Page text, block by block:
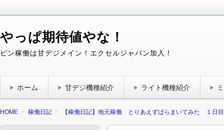
やっぱ期待値やな！
ピン稼働は甘デジメイン！エクセルジャパン加入！
ホーム 甘デジ機種紹介 ライト機種紹介
HOME 稼働日記 【稼働日記】地元稼働 とりあえずばらまいてみた １日目